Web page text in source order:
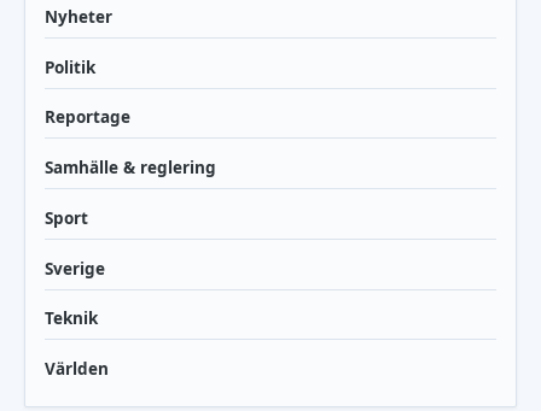
Nyheter
Politik
Reportage
Samhälle & reglering
Sport
Sverige
Teknik
Världen